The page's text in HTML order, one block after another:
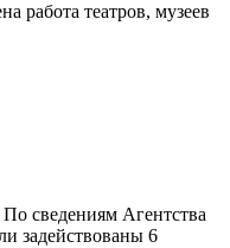
работа театров, музеев
сведениям Агентства
задействованы 6